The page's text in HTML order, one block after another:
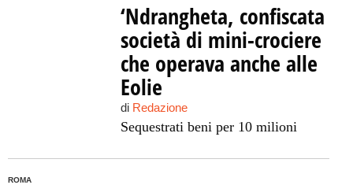
‘Ndrangheta, confiscata
società di mini-crociere
che operava anche alle
Eolie
di Redazione
Sequestrati beni per 10 milioni
ROMA